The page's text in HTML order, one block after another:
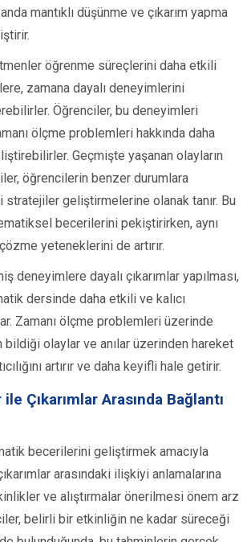
mantıklı düşünme ve çıkarım yapma
öğrenme süreçlerini daha etkili
zamana dayalı deneyimlerini
Öğrenciler, bu deneyimleri
ölçme problemleri hakkında daha
Geçmişte yaşanan olayların
öğrencilerin benzer durumlara
geliştirmelerine olanak tanır. Bu
becerilerini pekiştirirken, aynı
yeteneklerini de artırır.
deneyimlere dayalı çıkarımlar yapılması,
dersinde daha etkili ve kalıcı
Zamanı ölçme problemleri üzerinde
bildiği olaylar ve anılar üzerinden hareket
artırır ve daha keyifli hale getirir.
Çıkarımlar Arasında Bağlantı
becerilerini geliştirmek amacıyla
arasındaki ilişkiyi anlamalarına
ve alıştırmalar önerilmesi önem arz
belirli bir etkinliğin ne kadar süreceği